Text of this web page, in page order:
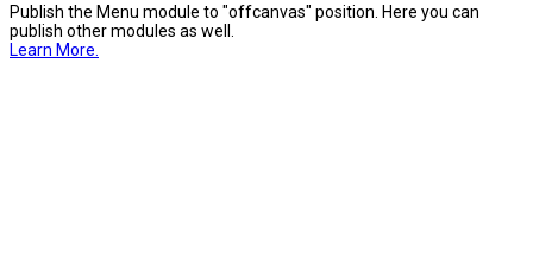
Publish the Menu module to "offcanvas" position. Here you can
publish other modules as well.
Learn More.